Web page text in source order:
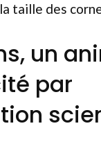
taille des
un
par